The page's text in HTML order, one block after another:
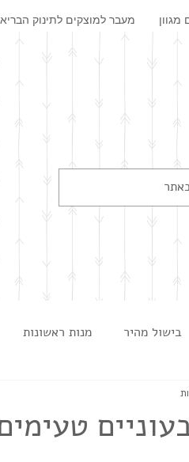
מגוון מעבר למוצקים לתינוק הבריא
בישול מהיר מנות ראשונות
סלטים ותוספות